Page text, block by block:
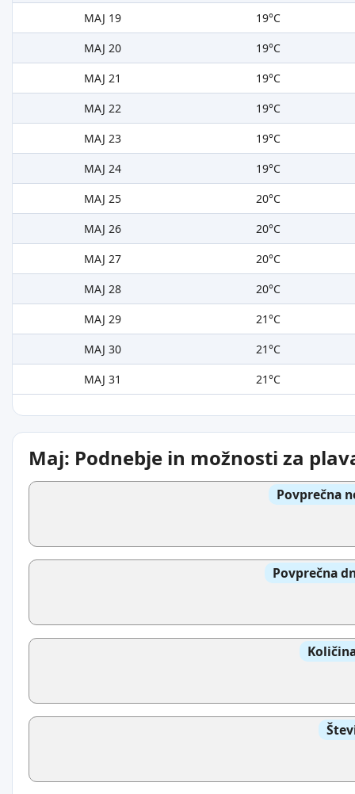
MAJ 19
19°C
MAJ 20
19°C
MAJ 21
19°C
MAJ 22
19°C
MAJ 23
19°C
MAJ 24
19°C
MAJ 25
20°C
MAJ 26
20°C
MAJ 27
20°C
MAJ 28
20°C
MAJ 29
21°C
MAJ 30
21°C
MAJ 31
21°C
Maj: Podnebje in možnosti za
Povprečna
Povprečna